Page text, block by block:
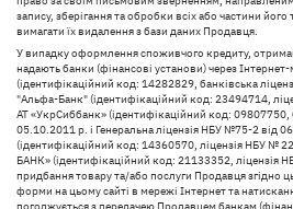
запису, зберігання та обробки всіх або частини
вимагати їх видалення з бази даних Продавця.
У випадку оформлення споживчого кредиту,
надають банки (фінансові установи) через
(ідентифікаційний код: 14282829, банківська
"Альфа-Банк" (ідентифікаційний код: 23494714,
АТ «УкрСиббанк» (ідентифікаційний код: 09807750,
05.10.2011 р. і Генеральна ліцензія НБУ №75-2 від
(ідентифікаційний код: 14360570, ліцензія НБУ №
БАНК» (ідентифікаційний код: 21133352, ліцензія
придбання товару та/або послуги Продавця згідно
форми на цьому сайті в мережі Інтернет та